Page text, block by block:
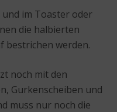
im Toaster oder
die halbierten
bestrichen werden.
noch mit den
Gurkenscheiben und
muss nur noch die